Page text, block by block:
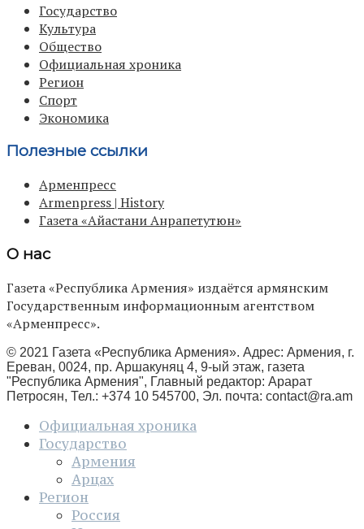
Государство
Культура
Общество
Официальная хроника
Регион
Спорт
Экономика
Полезные ссылки
Арменпресс
Armenpress | History
Газета «Айастани Анрапетутюн»
О нас
Газета «Республика Армения» издаётся армянским
Государственным информационным агентством
«Арменпресс».
© 2021 Газета «Республика Армения». Адрес: Армения, г.
Ереван, 0024, пр. Аршакуняц 4, 9-ый этаж, газета
"Республика Армения", Главный редактор: Арарат
Петросян, Тел.: +374 10 545700, Эл. почта: contact@ra.am
Официальная хроника
Государство
Армения
Арцах
Регион
Россия